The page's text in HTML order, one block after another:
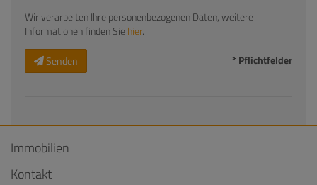
Wir verarbeiten Ihre personenbezogenen Daten, weitere
Informationen finden Siehier.
Senden
* Pflichtfelder
Immobilien
Kontakt